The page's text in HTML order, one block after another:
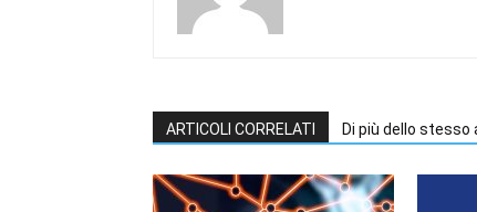
ARTICOLI CORRELATI Di più dello stesso